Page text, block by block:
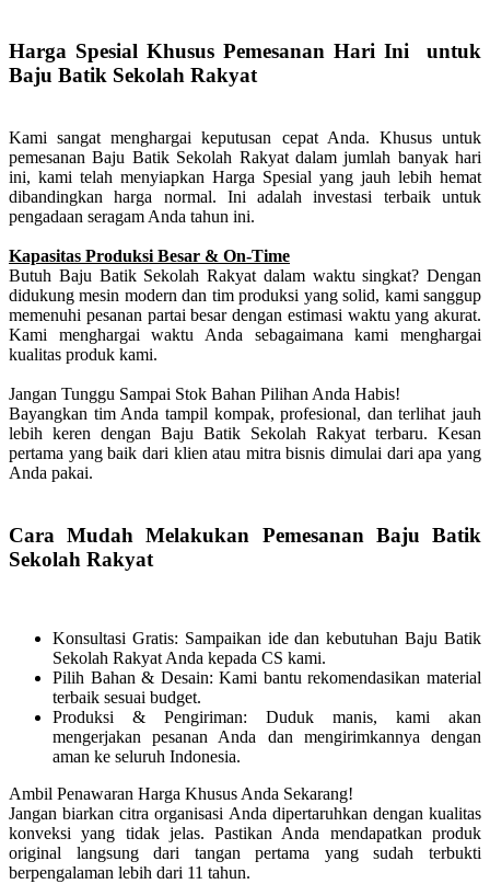
Harga Spesial Khusus Pemesanan Hari Ini untuk
Baju Batik Sekolah Rakyat
Kami sangat menghargai keputusan cepat Anda. Khusus untuk
pemesanan Baju Batik Sekolah Rakyat dalam jumlah banyak hari
ini, kami telah menyiapkan Harga Spesial yang jauh lebih hemat
dibandingkan harga normal. Ini adalah investasi terbaik untuk
pengadaan seragam Anda tahun ini.
Kapasitas Produksi Besar & On-Time
Butuh Baju Batik Sekolah Rakyat dalam waktu singkat? Dengan
didukung mesin modern dan tim produksi yang solid, kami sanggup
memenuhi pesanan partai besar dengan estimasi waktu yang akurat.
Kami menghargai waktu Anda sebagaimana kami menghargai
kualitas produk kami.
Jangan Tunggu Sampai Stok Bahan Pilihan Anda Habis!
Bayangkan tim Anda tampil kompak, profesional, dan terlihat jauh
lebih keren dengan Baju Batik Sekolah Rakyat terbaru. Kesan
pertama yang baik dari klien atau mitra bisnis dimulai dari apa yang
Anda pakai.
Cara Mudah Melakukan Pemesanan Baju Batik
Sekolah Rakyat
Konsultasi Gratis: Sampaikan ide dan kebutuhan Baju Batik
Sekolah Rakyat Anda kepada CS kami.
Pilih Bahan & Desain: Kami bantu rekomendasikan material
terbaik sesuai budget.
Produksi & Pengiriman: Duduk manis, kami akan
mengerjakan pesanan Anda dan mengirimkannya dengan
aman ke seluruh Indonesia.
Ambil Penawaran Harga Khusus Anda Sekarang!
Jangan biarkan citra organisasi Anda dipertaruhkan dengan kualitas
konveksi yang tidak jelas. Pastikan Anda mendapatkan produk
original langsung dari tangan pertama yang sudah terbukti
berpengalaman lebih dari 11 tahun.